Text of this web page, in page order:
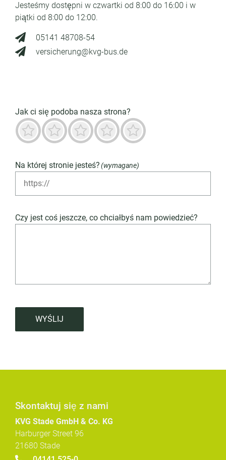
Jesteśmy dostępni w czwartki od 8:00 do 16:00 i w
piątki od 8:00 do 12:00.
05141 48708-54
versicherung@kvg-bus.de
Jak ci się podoba nasza strona?
Znakomity
Przeważnie dobry
Neutralny
Niedobrze
Okropny
Na której stronie jesteś?(wymagane)
Czy jest coś jeszcze, co chciałbyś nam powiedzieć?
WYŚLIJ
Skontaktuj się z nami
KVG Stade GmbH & Co. KG
Harburger Street 96
21680 Stade